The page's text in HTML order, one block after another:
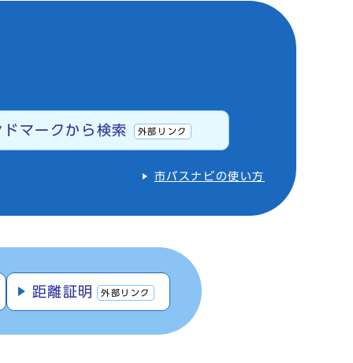
ドマークから検索 外部リンク
市バスナビの使い方
距離証明 外部リンク